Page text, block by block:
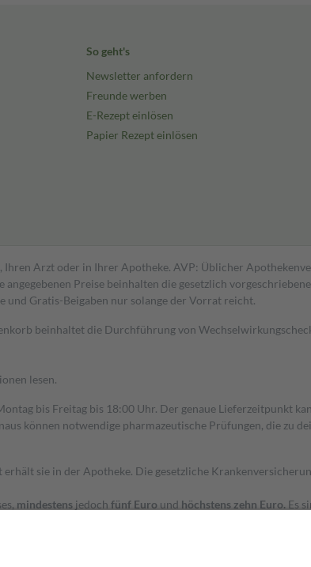
So geht's
Newsletter anfordern
Freunde werben
E-Rezept einlösen
Papier Rezept einlösen
Arzt oder in Ihrer Apotheke. AVP: Üblicher
Preise beinhalten die gesetzlich
Gratis-Beigaben nur solange der Vorrat reicht.
beinhaltet die Durchführung von
lesen.
bis Freitag bis 18:00 Uhr. Der genaue Lieferzeitpunkt
können notwendige pharmazeutische Prüfungen, die zu
sie in der Apotheke. Die gesetzliche
mindestens jedoch fünf Euro und höchstens zehn Euro. Es